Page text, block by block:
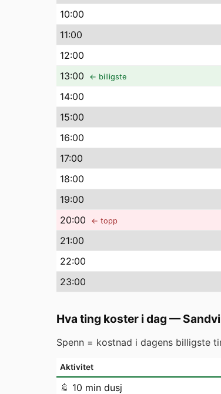
10:00
11:00
12:00
13:00 ← billigste
14:00
15:00
16:00
17:00
18:00
19:00
20:00 ← topp
21:00
22:00
23:00
Hva ting koster i dag —
Spenn = kostnad i dagens billigste
Aktivitet
🚿 10 min dusj